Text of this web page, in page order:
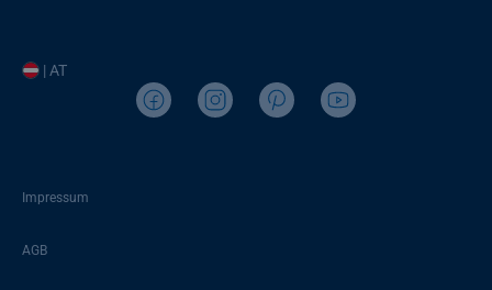
| AT
Impressum
AGB